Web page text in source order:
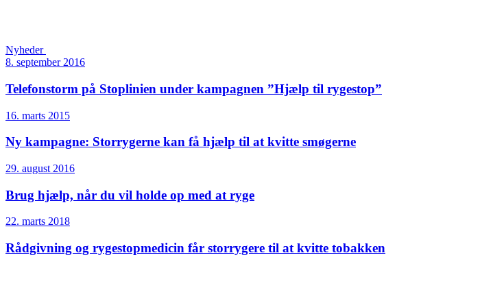
Nyheder
8. september 2016
Telefonstorm på Stoplinien under kampagnen ”Hjælp til rygestop”
16. marts 2015
Ny kampagne: Storrygerne kan få hjælp til at kvitte smøgerne
29. august 2016
Brug hjælp, når du vil holde op med at ryge
22. marts 2018
Rådgivning og rygestopmedicin får storrygere til at kvitte tobakken